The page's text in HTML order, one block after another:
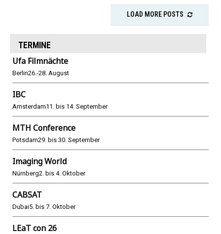
LOAD MORE POSTS
TERMINE
Ufa Filmnächte
Berlin26.-28. August
IBC
Amsterdam11. bis 14. September
MTH Conference
Potsdam29. bis 30. September
Imaging World
Nürnberg2. bis 4. Oktober
CABSAT
Dubai5. bis 7. Oktober
LEaT con 26